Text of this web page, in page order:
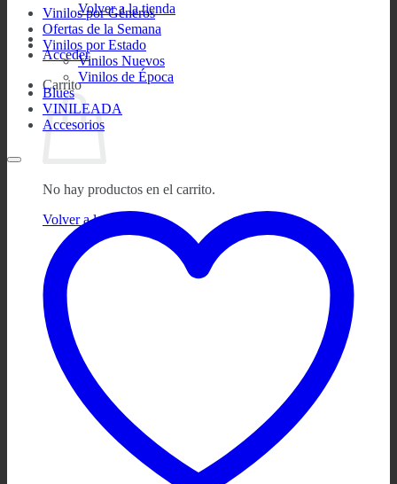
Volver a la tienda
Acceder
Carrito
No hay productos en el carrito.
Volver a la tienda
Vinilos por Géneros
Ofertas de la Semana
Vinilos por Estado
Vinilos Nuevos
Vinilos de Época
Blues
VINILEADA
Accesorios